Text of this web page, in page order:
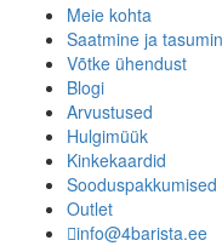
Meie kohta
Saatmine ja
Võtke ühendust
Blogi
Arvustused
Hulgimüük
Kinkekaardid
Sooduspakkumised
Outlet
info@4barista.ee